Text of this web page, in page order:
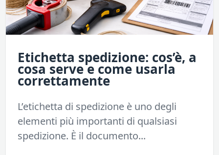
Etichetta spedizione: cos’è, a
cosa serve e come usarla
correttamente
L’etichetta di spedizione è uno degli
elementi più importanti di qualsiasi
spedizione. È il documento...